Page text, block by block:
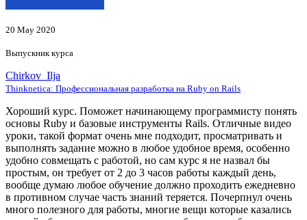
20 May 2020
Выпускник курса
Chirkov_Ilja
Thinknetica: Профессиональная разработка на Ruby on Rails
Хороший курс. Поможет начинающему программисту понять
основы Ruby и базовые инструменты Rails. Отличные видео
уроки, такой формат очень мне подходит, просматривать и
выполнять задание можно в любое удобное время, особенно
удобно совмещать с работой, но сам курс я не назвал бы
простым, он требует от 2 до 3 часов работы каждый день,
вообще думаю любое обучение должно проходить ежедневно
в противном случае часть знаний теряется. Почерпнул очень
много полезного для работы, многие вещи которые казались